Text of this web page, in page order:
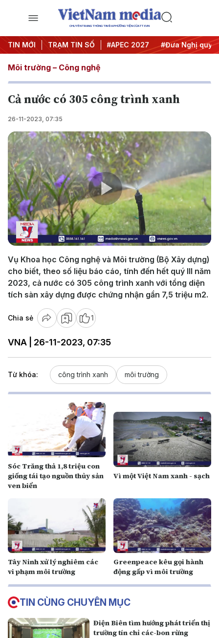
CHUYÊN TRANG THÔNG TIN ĐA PHƯƠNG TIỆN CỦA TTXVN
TIN MỚI TRẠM TIN SỐ
#Hội nghị Trung ương 3 #APEC 2027 #Đưa Nghị quyết
Môi trường – Công nghệ
Cả nước có 305 công trình xanh
26-11-2023, 07:35
Play
Video
Vụ Khoa học Công nghệ và Môi trường (Bộ Xây dựng)
cho biết, theo số liệu báo cáo, tính đến hết quý III năm
2023, cả nước có 305 công trình xanh với tổng diện
tích sàn xây dựng được chứng nhận gần 7,5 triệu m2.
Chia sẻ 1
VNA | 26-11-2023, 07:35
Từ khóa: công trình xanh môi trường
Sóc Trăng thả 1,8 triệu con
giống tái tạo nguồn thủy sản
ven biển
Vì một Việt Nam xanh - sạch
Tây Ninh xử lý nghiêm các
vi phạm môi trường
Greenpeace kêu gọi hành
động gấp vì môi trường
TIN CÙNG CHUYÊN MỤC
Điện Biên tìm hướng phát triển thị
trường tín chỉ các-bon rừng